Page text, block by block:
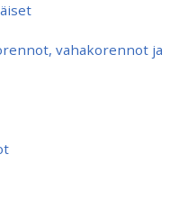
vahakorennot ja